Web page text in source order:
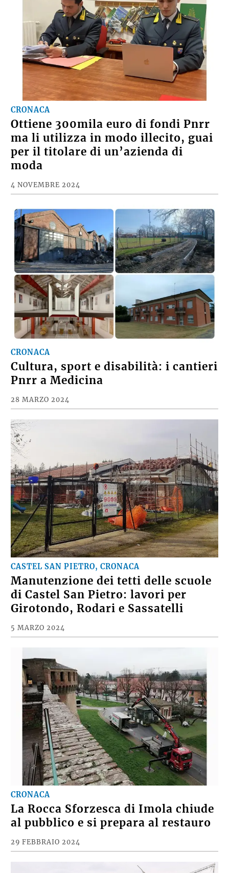
CRONACA
Ottiene 300mila euro di fondi Pnrr
ma li utilizza in modo illecito, guai
per il titolare di un’azienda di
moda
4 NOVEMBRE 2024
CRONACA
Cultura, sport e disabilità: i cantieri
Pnrr a Medicina
28 MARZO 2024
CASTEL SAN PIETRO, CRONACA
Manutenzione dei tetti delle scuole
di Castel San Pietro: lavori per
Girotondo, Rodari e Sassatelli
5 MARZO 2024
CRONACA
La Rocca Sforzesca di Imola chiude
al pubblico e si prepara al restauro
29 FEBBRAIO 2024